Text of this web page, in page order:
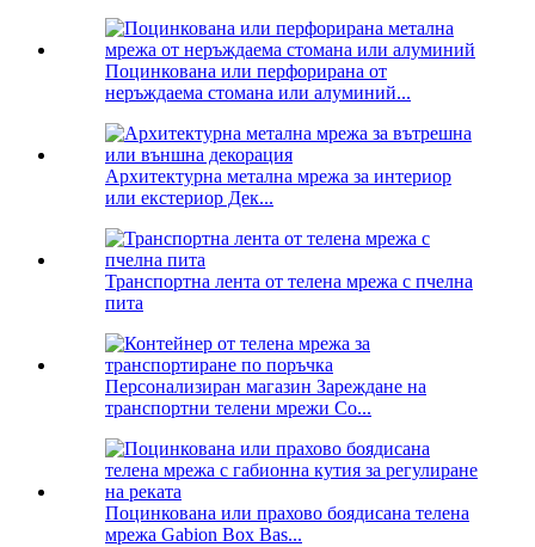
Поцинкована или перфорирана от
неръждаема стомана или алуминий...
Архитектурна метална мрежа за интериор
или екстериор Дек...
Транспортна лента от телена мрежа с пчелна
пита
Персонализиран магазин Зареждане на
транспортни телени мрежи Co...
Поцинкована или прахово боядисана телена
мрежа Gabion Box Bas...